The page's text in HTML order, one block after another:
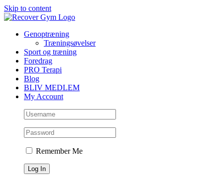
Skip to content
Genoptræning
Træningsøvelser
Sport og træning
Foredrag
PRO Terapi
Blog
BLIV MEDLEM
My Account
Remember Me